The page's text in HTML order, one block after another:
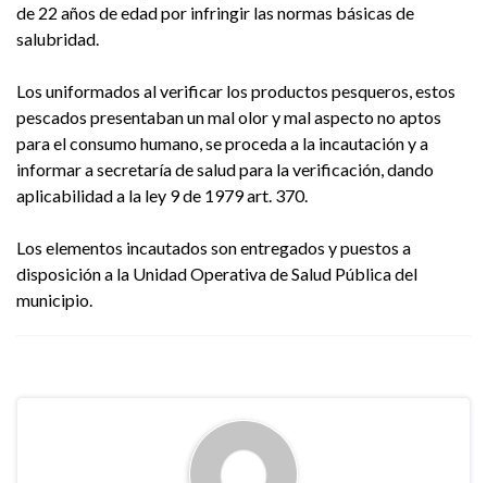
de 22 años de edad por infringir las normas básicas de
salubridad.
Los uniformados al verificar los productos pesqueros, estos
pescados presentaban un mal olor y mal aspecto no aptos
para el consumo humano, se proceda a la incautación y a
informar a secretaría de salud para la verificación, dando
aplicabilidad a la ley 9 de 1979 art. 370.
Los elementos incautados son entregados y puestos a
disposición a la Unidad Operativa de Salud Pública del
municipio.